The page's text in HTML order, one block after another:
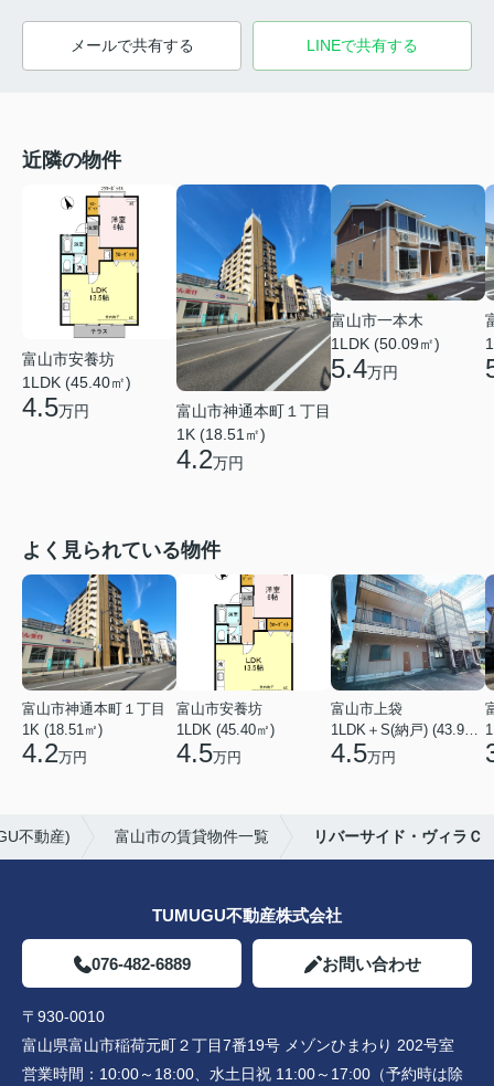
メールで共有する LINEで共有する
近隣の物件
富山市安養坊
1LDK (45.40㎡)
4.5万円
富山市神通本町１丁目
1K (18.51㎡)
4.2万円
富山市一本木
1LDK (50.09㎡)
5.4万円
よく見られている物件
富山市神通本町１丁目
1K (18.51㎡)
4.2万円
富山市安養坊
1LDK (45.40㎡)
4.5万円
富山市上袋
4.5万円
不動産) 富山市の賃貸物件一覧 リバーサイド・ヴィラＣ
TUMUGU不動産株式会社
076-482-6889 お問い合わせ
〒930-0010
富山県富山市稲荷元町２丁目7番19号 メゾンひまわり 202号室
営業時間： 10:00～18:00、水土日祝 11:00～17:00（予約時は除